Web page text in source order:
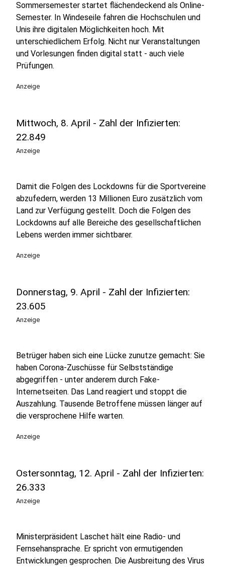
Sommersemester startet flächendeckend als Online-
Semester. In Windeseile fahren die Hochschulen und
Unis ihre digitalen Möglichkeiten hoch. Mit
unterschiedlichem Erfolg. Nicht nur Veranstaltungen
und Vorlesungen finden digital statt - auch viele
Prüfungen.
Anzeige
Mittwoch, 8. April - Zahl der Infizierten:
22.849
Anzeige
Damit die Folgen des Lockdowns für die Sportvereine
abzufedern, werden 13 Millionen Euro zusätzlich vom
Land zur Verfügung gestellt. Doch die Folgen des
Lockdowns auf alle Bereiche des gesellschaftlichen
Lebens werden immer sichtbarer.
Anzeige
Donnerstag, 9. April - Zahl der Infizierten:
23.605
Anzeige
Betrüger haben sich eine Lücke zunutze gemacht: Sie
haben Corona-Zuschüsse für Selbstständige
abgegriffen - unter anderem durch Fake-
Internetseiten. Das Land reagiert und stoppt die
Auszahlung. Tausende Betroffene müssen länger auf
die versprochene Hilfe warten.
Anzeige
Ostersonntag, 12. April - Zahl der Infizierten:
26.333
Anzeige
Ministerpräsident Laschet hält eine Radio- und
Fernsehansprache. Er spricht von ermutigenden
Entwicklungen gesprochen. Die Ausbreitung des Virus